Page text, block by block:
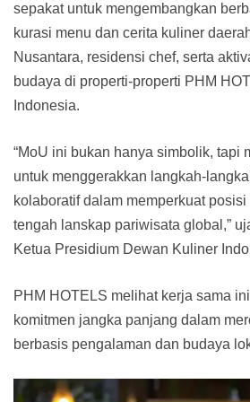
sepakat untuk mengembangkan
kurasi menu dan cerita kuliner
Nusantara, residensi chef, serta
budaya di properti-properti PHM
Indonesia.
“MoU ini bukan hanya simbolik, tapi
untuk menggerakkan langkah-
kolaboratif dalam memperkuat
tengah lanskap pariwisata global,”
Ketua Presidium Dewan Kuliner
PHM HOTELS melihat kerja sama
komitmen jangka panjang dalam
berbasis pengalaman dan budaya